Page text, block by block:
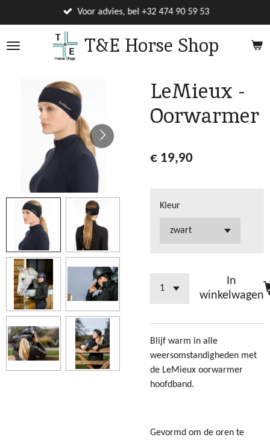
direct
naar
T&E Horse Shop
Voor advies, bel +32 474 90 59 53
LeMieux -
Oorwarmer
€ 19,90
Kleur
In
winkelwagen
Blijf warm in alle
weersomstandigheden met
de LeMieux oorwarmer
hoofdband.
Gevormd om de oren te